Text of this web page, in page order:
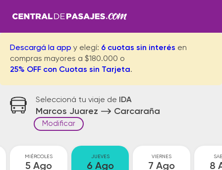
Descargá la app y elegí: 6 cuotas sin interés en
compras mayores a $180.000 o
25% OFF con Cuotas sin Tarjeta.
Seleccioná tu viaje de IDA
Marcos Juarez Carcaraña
Modificar
MIÉRCOLES
5 Ago
JUEVES
6 Ago
VIERNES
7 Ago 8